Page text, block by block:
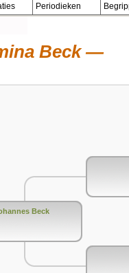
Periodieken
Beck
Beck